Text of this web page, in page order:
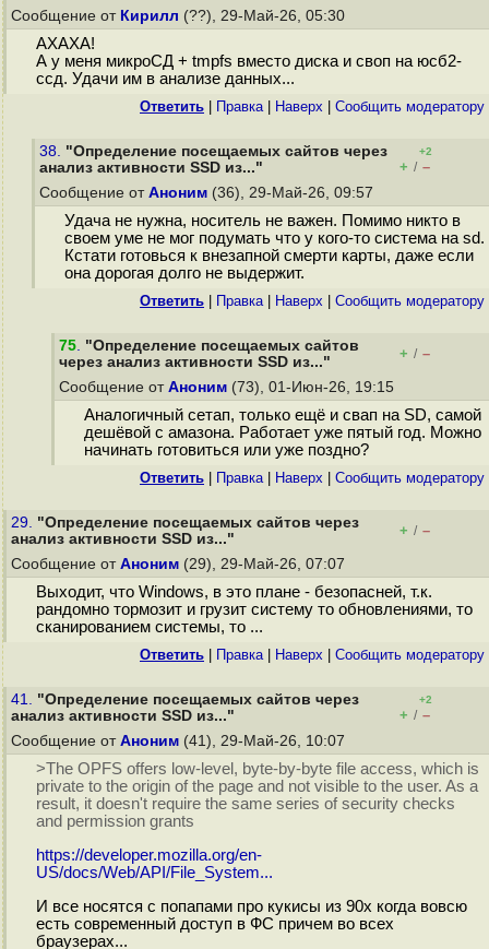
Сообщение от Кирилл (??), 29-Май-26, 05:30
АХАХА!
А у меня микроСД + tmpfs вместо диска и своп на юсб2-
ссд. Удачи им в анализе данных...
Ответить Правка| Наверх Cообщить модератору
38. "Определение посещаемых сайтов через
анализ активности SSD из..."
+2
+ / –
Сообщение от Аноним (36), 29-Май-26, 09:57
Удача не нужна, носитель не важен. Помимо никто в
своем уме не мог подумать что у кого-то система на sd.
Кстати готовься к внезапной смерти карты, даже если
она дорогая долго не выдержит.
Ответить Правка| Наверх Cообщить модератору
75. "Определение посещаемых сайтов
через анализ активности SSD из..."
+ / –
Сообщение от Аноним (73), 01-Июн-26, 19:15
Аналогичный сетап, только ещё и свап на SD, самой
дешёвой с амазона. Работает уже пятый год. Можно
начинать готовиться или уже поздно?
Ответить Правка| Наверх Cообщить модератору
29. "Определение посещаемых сайтов через
анализ активности SSD из..."
+ / –
Сообщение от Аноним (29), 29-Май-26, 07:07
Выходит, что Windows, в это плане - безопасней, т.к.
рандомно тормозит и грузит систему то обновлениями, то
сканированием системы, то ...
Ответить Правка| Наверх Cообщить модератору
41. "Определение посещаемых сайтов через
анализ активности SSD из..."
+2
+ / –
Сообщение от Аноним (41), 29-Май-26, 10:07
>The OPFS offers low-level, byte-by-byte file access, which is
private to the origin of the page and not visible to the user. As a
result, it doesn't require the same series of security checks
and permission grants
https://developer.mozilla.org/en-
US/docs/Web/API/File_System...
И все носятся с попапами про кукисы из 90х когда вовсю
есть современный доступ в ФС причем во всех
браузерах...